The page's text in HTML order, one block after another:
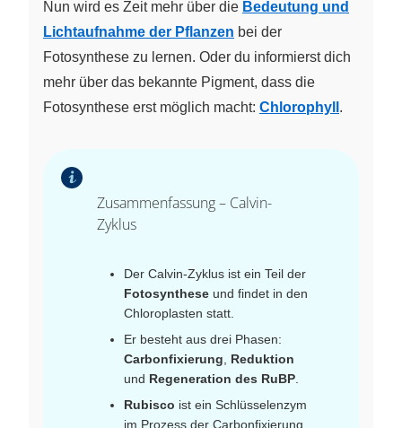
Nun wird es Zeit mehr über die Bedeutung und
Lichtaufnahme der Pflanzen bei der
Fotosynthese zu lernen. Oder du informierst dich
mehr über das bekannte Pigment, dass die
Fotosynthese erst möglich macht: Chlorophyll .
Zusammenfassung – Calvin-
Zyklus
Der Calvin-Zyklus ist ein Teil der
Fotosynthese und findet in den
Chloroplasten statt.
Er besteht aus drei Phasen:
Carbonfixierung, Reduktion
und Regeneration des RuBP.
Rubisco ist ein Schlüsselenzym
im Prozess der Carbonfixierung.